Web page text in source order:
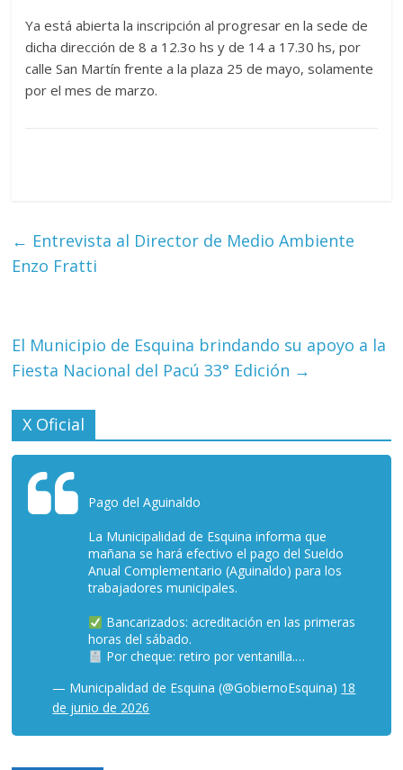
Ya está abierta la inscripción al progresar en la sede de
dicha dirección de 8 a 12.3o hs y de 14 a 17.30 hs, por
calle San Martín frente a la plaza 25 de mayo, solamente
por el mes de marzo.
← Entrevista al Director de Medio Ambiente
Enzo Fratti
El Municipio de Esquina brindando su apoyo a la
Fiesta Nacional del Pacú 33° Edición →
X Oficial
Pago del Aguinaldo
La Municipalidad de Esquina informa que
mañana se hará efectivo el pago del Sueldo
Anual Complementario (Aguinaldo) para los
trabajadores municipales.
Bancarizados: acreditación en las primeras
horas del sábado.
Por cheque: retiro por ventanilla.…
— Municipalidad de Esquina (@GobiernoEsquina) 18
de junio de 2026